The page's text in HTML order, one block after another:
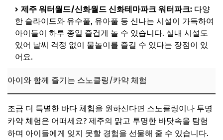
제주 워터월드/신화월드 신화테마파크 워터파크: 다양
한 슬라이드와 유수풀, 유아풀 등 신나는 시설이 가득하여
아이들이 하루 종일 즐겁게 놀 수 있습니다. 실내 시설도
있어 날씨 걱정 없이 물놀이를 즐길 수 있다는 장점이 있
어요.
아이와 함께 즐기는 스노클링/카약 체험
조금 더 특별한 바다 체험을 원하신다면 스노클링이나 투명
카약 체험은 어떠세요? 제주의 맑고 투명한 바닷속을 탐험
하며 아이들에게 잊지 못할 경험을 선물해 줄 수 있습니다.